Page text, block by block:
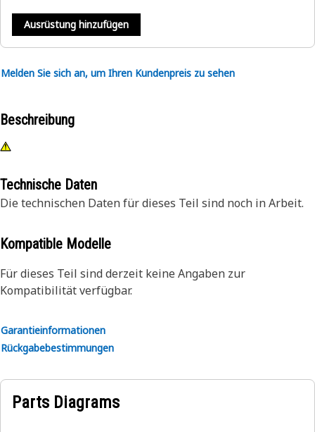
Ausrüstung hinzufügen
Melden Sie sich an, um Ihren Kundenpreis zu sehen
Beschreibung
Technische Daten
Die technischen Daten für dieses Teil sind noch in Arbeit.
Kompatible Modelle
Für dieses Teil sind derzeit keine Angaben zur
Kompatibilität verfügbar.
Garantieinformationen
Rückgabebestimmungen
Parts Diagrams